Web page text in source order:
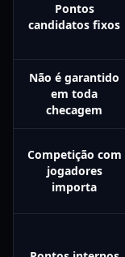
Pontos
candidatos fixos
Não é garantido
em toda
checagem
Competição com
jogadores
importa